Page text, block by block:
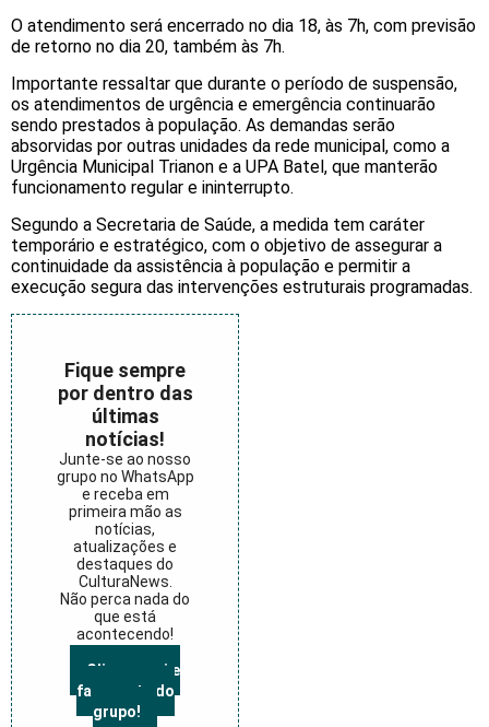
O atendimento será encerrado no dia 18, às 7h, com previsão
de retorno no dia 20, também às 7h.
Importante ressaltar que durante o período de suspensão,
os atendimentos de urgência e emergência continuarão
sendo prestados à população. As demandas serão
absorvidas por outras unidades da rede municipal, como a
Urgência Municipal Trianon e a UPA Batel, que manterão
funcionamento regular e ininterrupto.
Segundo a Secretaria de Saúde, a medida tem caráter
temporário e estratégico, com o objetivo de assegurar a
continuidade da assistência à população e permitir a
execução segura das intervenções estruturais programadas.
Fique sempre
por dentro das
últimas
notícias!
Junte-se ao nosso
grupo no WhatsApp
e receba em
primeira mão as
notícias,
atualizações e
destaques do
CulturaNews.
Não perca nada do
que está
acontecendo!
Clique aqui e
faça parte do
grupo!